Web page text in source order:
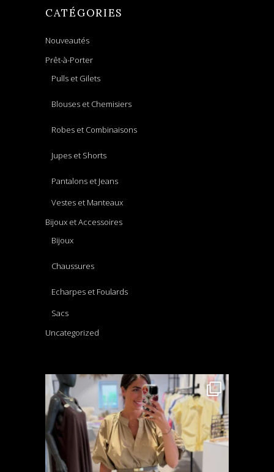
CATÉGORIES
Nouveautés
Prêt-à-Porter
Pulls et Gilets
Blouses et Chemisiers
Robes et Combinaisons
Jupes et Shorts
Pantalons et Jeans
Vestes et Manteaux
Bijoux et Accessoires
Bijoux
Chaussures
Echarpes et Foulards
Sacs
Uncategorized